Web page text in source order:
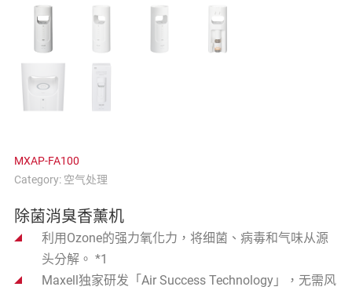
MXAP-FA100
Category: 空气处理
除菌消臭香薰机
利用Ozone的强力氧化力，将细菌、病毒和气味从源
头分解。 *1
Maxell独家研发「Air Success Technology」，无需风